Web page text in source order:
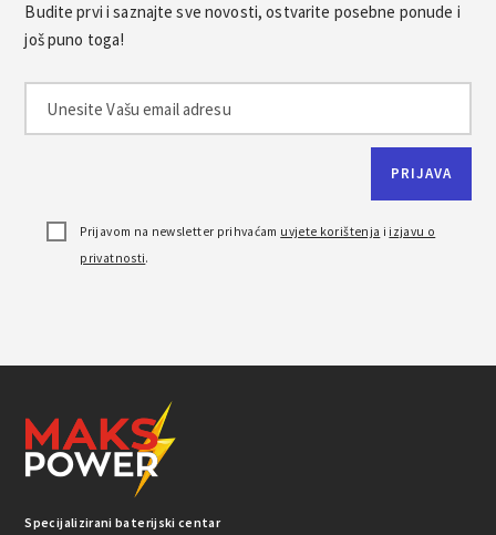
Budite prvi i saznajte sve novosti, ostvarite posebne ponude i
još puno toga!
Prijavom na newsletter prihvaćam uvjete korištenja i izjavu o
privatnosti.
Specijalizirani baterijski centar